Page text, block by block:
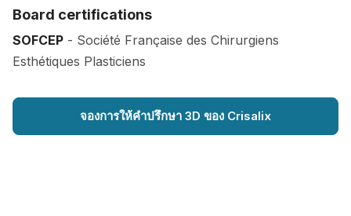
Board certifications
SOFCEP - Société Française des Chirurgiens
Esthétiques Plasticiens
จองการให้คำปรึกษา 3D ของ Crisalix